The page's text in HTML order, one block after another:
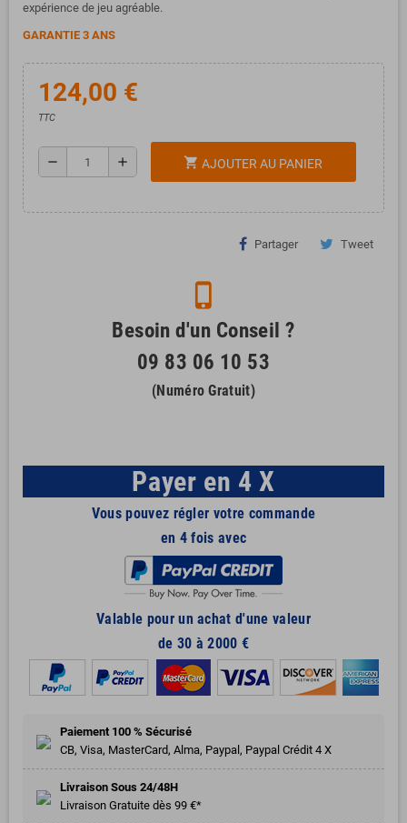
expérience de jeu agréable.
GARANTIE 3 ANS
124,00 €
TTC
remove add shopping_cart AJOUTER AU PANIER
Partager Tweet
phone_iphone
Besoin d'un Conseil ?
09 83 06 10 53
(Numéro Gratuit)
Payer en 4 X
Vous pouvez régler votre commande
en 4 fois avec
Valable pour un achat d'une valeur
de 30 à 2000 €
Paiement 100 % Sécurisé
CB, Visa, MasterCard, Alma, Paypal, Paypal Crédit 4 X
Livraison Sous 24/48H
Livraison Gratuite dès 99 €*